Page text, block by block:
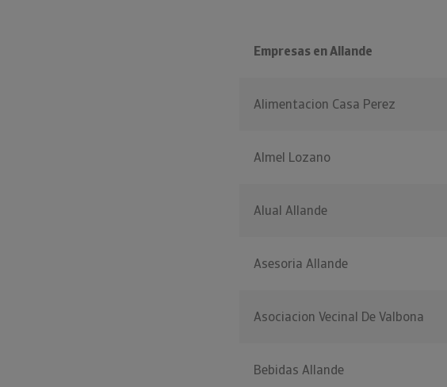
Empresas en Allande
Alimentacion Casa Perez
Almel Lozano
Alual Allande
Asesoria Allande
Asociacion Vecinal De Valbona
Bebidas Allande